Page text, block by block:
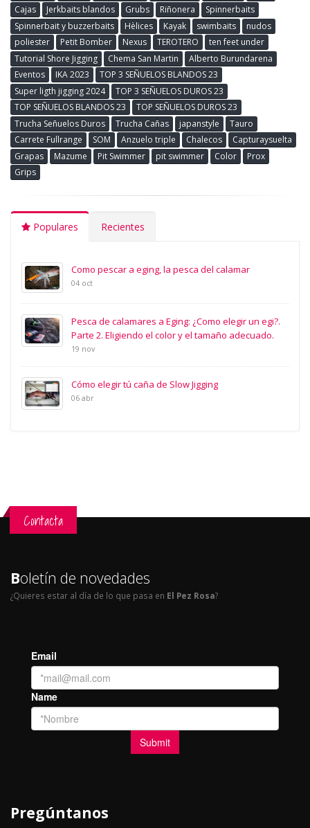
Cajas
Jerkbaits blandos Grubs Riñonera
Spinnerbaits
Spinnerbait y buzzerbaits
Hèlices Kayak swimbaits
nudos
poliester
Petit Bomber Nexus TEROTERO
ten feet under
Tutorial Shore Jigging
Chema San Martin
Alberto Burundarena
Eventos
IKA 2023
TOP 3 SEÑUELOS BLANDOS 23
Super ligth jigging 2024
TOP 3 SEÑUELOS DUROS 23
TOP SEÑUELOS BLANDOS 23
TOP SEÑUELOS DUROS 23
Trucha Señuelos Duros
Trucha Cañas japanstyle
Tauro
Carrete Fullrange
SOM Anzuelo triple Chalecos
Capturaysuelta
Grapas
Mazume Pit Swimmer pit swimmer Color
Prox
Grips
Populares Recientes
Como pescar a eging, la pesca del calamar
04 oct
Pesca de calamares a Eging: ¿Como elegir un egi?.
Parte 2. Eligiendo el color y el tamaño adecuado.
19 nov
Cómo elegir tú caña de Slow Jigging
06 abr
Contacta
Boletín de novedades
¿Quieres estar al día de lo que pasa en El Pez Rosa?
Pregúntanos